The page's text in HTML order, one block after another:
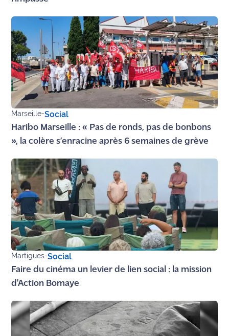
Ecouter
et voir
Maritima
Qui
sommes
nous ?
Devenir
annonceur
Recrutement
Mention
légales
Conditions
générales
d'utilisation du
site maritima.fr
Archives
Marseille-Social
Haribo Marseille : « Pas de ronds, pas de bonbons
», la colère s’enracine après 6 semaines de grève
Martigues-Social
Faire du cinéma un levier de lien social : la mission
d'Action Bomaye